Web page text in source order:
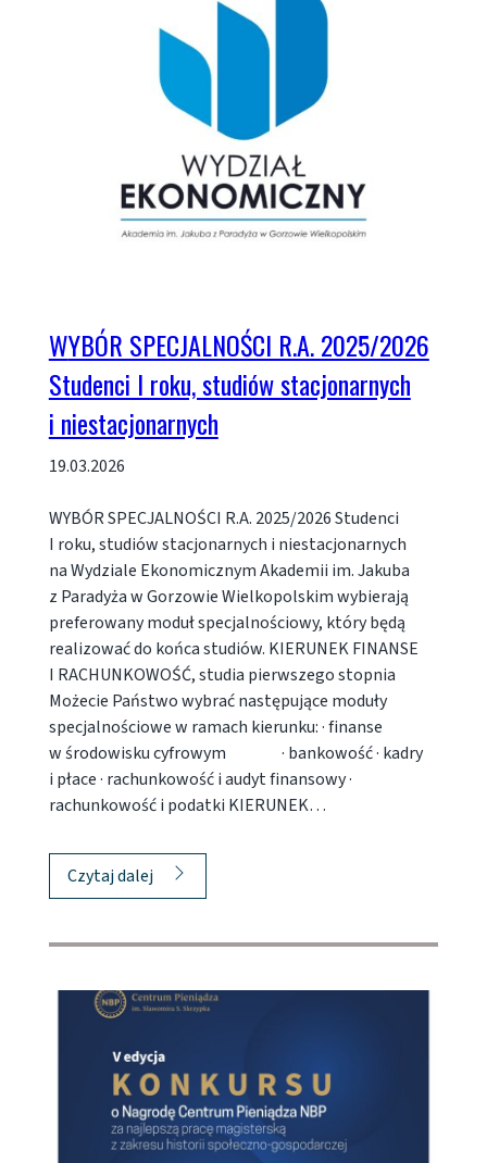
WYBÓR SPECJALNOŚCI R.A. 2025/2026
Studenci I roku, studiów stacjonarnych
i niestacjonarnych
19.03.2026
WYBÓR SPECJALNOŚCI R.A. 2025/2026 Studenci
I roku, studiów stacjonarnych i niestacjonarnych
na Wydziale Ekonomicznym Akademii im. Jakuba
z Paradyża w Gorzowie Wielkopolskim wybierają
preferowany moduł specjalnościowy, który będą
realizować do końca studiów. KIERUNEK FINANSE
I RACHUNKOWOŚĆ, studia pierwszego stopnia
Możecie Państwo wybrać następujące moduły
specjalnościowe w ramach kierunku: · finanse
w środowisku cyfrowym · bankowość · kadry
i płace · rachunkowość i audyt finansowy ·
rachunkowość i podatki KIERUNEK…
Czytaj dalej